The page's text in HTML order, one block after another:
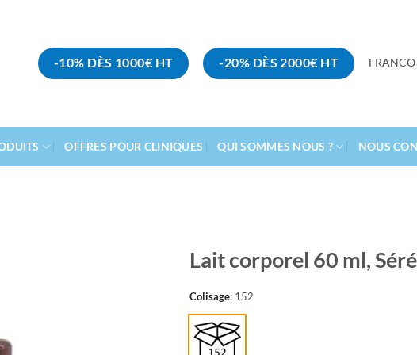
-10% DÈS 1000€ HT -20% DÈS 2000€ HT
OFFRES POUR CLINIQUES QUI SOMMES NOUS ? NOUS
Lait corporel 60 ml,
Colisage: 152